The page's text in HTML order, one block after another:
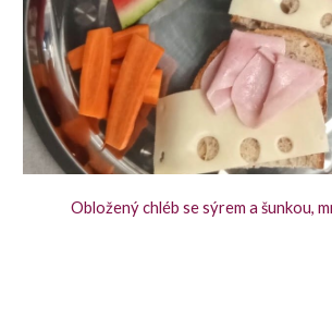
Obložený chléb se sýrem a šunkou,